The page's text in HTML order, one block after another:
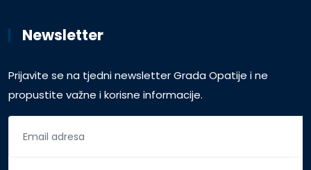
Newsletter
Prijavite se na tjedni newsletter Grada Opatije i ne
propustite važne i korisne informacije.